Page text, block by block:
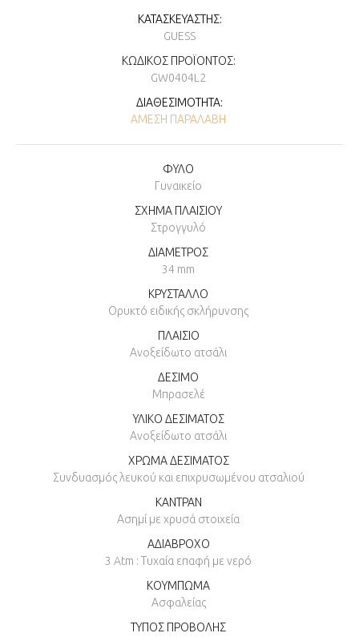
ΚΑΤΑΣΚΕΥΑΣΤΉΣ:
GUESS
ΚΩΔΙΚΌΣ ΠΡΟΪΌΝΤΟΣ:
GW0404L2
ΔΙΑΘΕΣΙΜΌΤΗΤΑ:
ΆΜΕΣΗ ΠΑΡΑΛΑΒΉ
ΦΥΛΟ
Γυναικείο
ΣΧΗΜΑ ΠΛΑΙΣΙΟΥ
Στρογγυλό
ΔΙΑΜΕΤΡΟΣ
34 mm
ΚΡΥΣΤΑΛΛΟ
Ορυκτό ειδικής σκλήρυνσης
ΠΛΑΙΣΙΟ
Ανοξείδωτο ατσάλι
ΔΕΣΙΜΟ
Μπρασελέ
ΥΛΙΚΟ ΔΕΣΙΜΑΤΟΣ
Ανοξείδωτο ατσάλι
ΧΡΩΜΑ ΔΕΣΙΜΑΤΟΣ
Συνδυασμός λευκού και επιχρυσωμένου ατσαλιού
ΚΑΝΤΡΑΝ
Ασημί με χρυσά στοιχεία
ΑΔΙΑΒΡΟΧΟ
3 Atm : Τυχαία επαφή με νερό
ΚΟΥΜΠΩΜΑ
Ασφαλείας
ΤΥΠΟΣ ΠΡΟΒΟΛΗΣ